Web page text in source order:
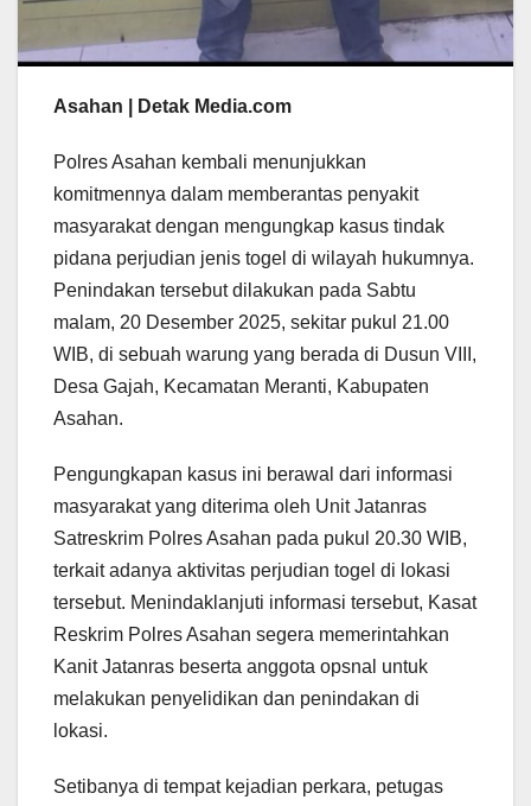
Asahan | Detak Media.com
Polres Asahan kembali menunjukkan
komitmennya dalam memberantas penyakit
masyarakat dengan mengungkap kasus tindak
pidana perjudian jenis togel di wilayah hukumnya.
Penindakan tersebut dilakukan pada Sabtu
malam, 20 Desember 2025, sekitar pukul 21.00
WIB, di sebuah warung yang berada di Dusun VIII,
Desa Gajah, Kecamatan Meranti, Kabupaten
Asahan.
Pengungkapan kasus ini berawal dari informasi
masyarakat yang diterima oleh Unit Jatanras
Satreskrim Polres Asahan pada pukul 20.30 WIB,
terkait adanya aktivitas perjudian togel di lokasi
tersebut. Menindaklanjuti informasi tersebut, Kasat
Reskrim Polres Asahan segera memerintahkan
Kanit Jatanras beserta anggota opsnal untuk
melakukan penyelidikan dan penindakan di
lokasi.
Setibanya di tempat kejadian perkara, petugas